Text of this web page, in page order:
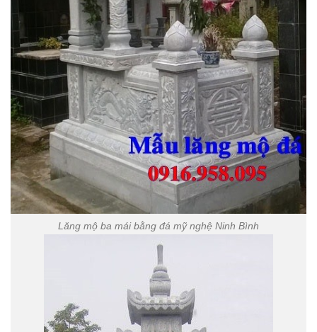
Lăng mộ ba mái bằng đá mỹ nghệ Ninh Bình